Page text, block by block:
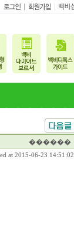
������
at 2015-06-23 14:51:02